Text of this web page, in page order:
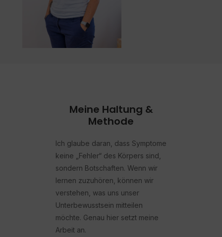
Meine Haltung &
Methode
Ich glaube daran, dass Symptome
keine „Fehler“ des Körpers sind,
sondern Botschaften. Wenn wir
lernen zuzuhören, können wir
verstehen, was uns unser
Unterbewusstsein mitteilen
möchte. Genau hier setzt meine
Arbeit an.